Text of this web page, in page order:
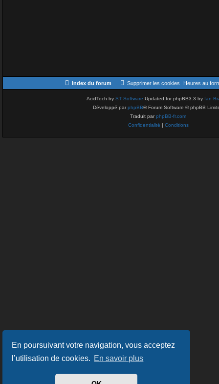
En poursuivant votre navigation, vous acceptez
l’utilisation de cookies. En savoir plus
Index du forum Heures au
Supprimer les cookies
AcidTech by ST Software Updated for phpBB3.3 by Ian
Développé parphpBB® Forum Software © phpBB
Traduit parphpBB-fr.com
Confidentialité | Conditions